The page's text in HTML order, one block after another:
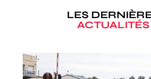
LES
ACTUALITÉS